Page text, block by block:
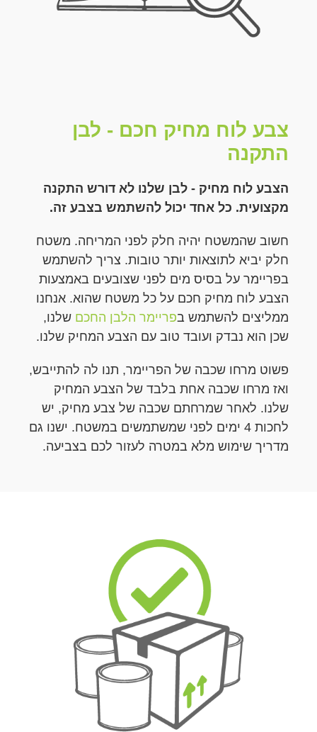
צבע לוח מחיק חכם - לבן
התקנה
הצבע לוח מחיק - לבן שלנו לא דורש התקנה
מקצועית. כל אחד יכול להשתמש בצבע זה.
חשוב שהמשטח יהיה חלק לפני המריחה. משטח
חלק יביא לתוצאות יותר טובות. צריך להשתמש
בפריימר על בסיס מים לפני שצובעים באמצעות
הצבע לוח מחיק חכם על כל משטח שהוא. אנחנו
ממליצים להשתמש בפריימר הלבן החכם שלנו,
שכן הוא נבדק ועובד טוב עם הצבע המחיק שלנו.
פשוט מרחו שכבה של הפריימר, תנו לה להתייבש,
ואז מרחו שכבה אחת בלבד של הצבע המחיק
שלנו. לאחר שמרחתם שכבה של צבע מחיק, יש
לחכות 4 ימים לפני שמשתמשים במשטח. ישנו גם
מדריך שימוש מלא במטרה לעזור לכם בצביעה.